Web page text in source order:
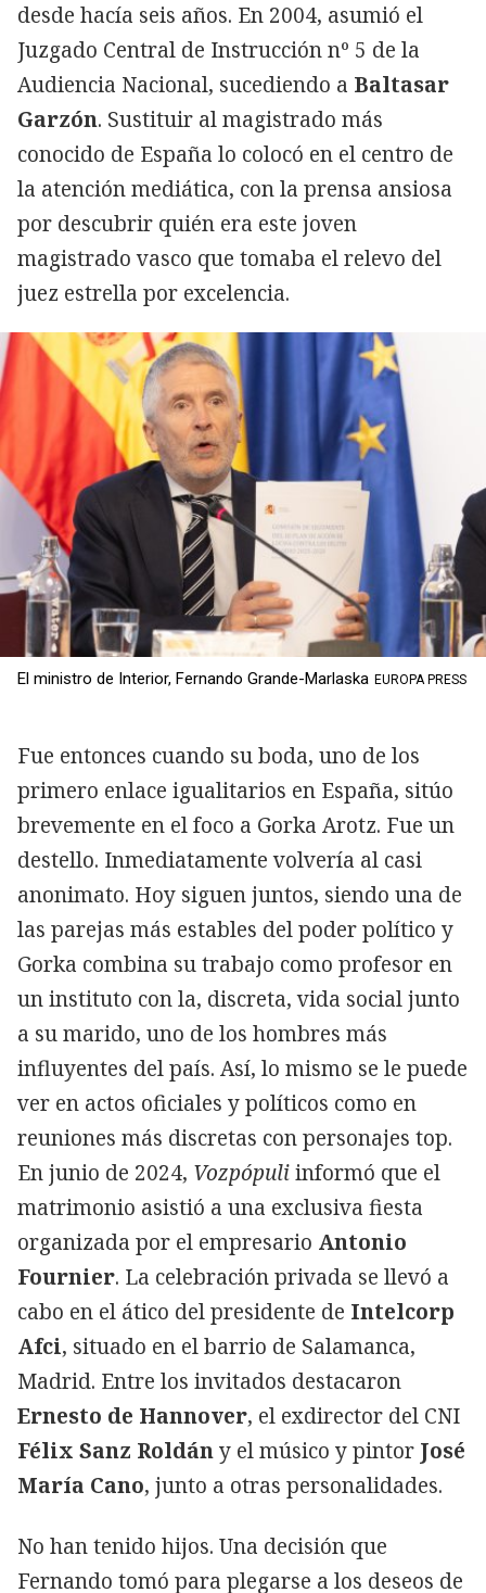
desde hacía seis años. En 2004, asumió el
Juzgado Central de Instrucción nº 5 de la
Audiencia Nacional, sucediendo a Baltasar
Garzón. Sustituir al magistrado más
conocido de España lo colocó en el centro de
la atención mediática, con la prensa ansiosa
por descubrir quién era este joven
magistrado vasco que tomaba el relevo del
juez estrella por excelencia.
El ministro de Interior, Fernando Grande-Marlaska EUROPA PRESS
Fue entonces cuando su boda, uno de los
primero enlace igualitarios en España, sitúo
brevemente en el foco a Gorka Arotz. Fue un
destello. Inmediatamente volvería al casi
anonimato. Hoy siguen juntos, siendo una de
las parejas más estables del poder político y
Gorka combina su trabajo como profesor en
un instituto con la, discreta, vida social junto
a su marido, uno de los hombres más
influyentes del país. Así, lo mismo se le puede
ver en actos oficiales y políticos como en
reuniones más discretas con personajes top.
En junio de 2024, Vozpópuliinformó que el
matrimonio asistió a una exclusiva fiesta
organizada por el empresario Antonio
Fournier. La celebración privada se llevó a
cabo en el ático del presidente de Intelcorp
Afci, situado en el barrio de Salamanca,
Madrid. Entre los invitados destacaron
Ernesto de Hannover, el exdirector del CNI
Félix Sanz Roldány el músico y pintor José
María Cano, junto a otras personalidades.
No han tenido hijos. Una decisión que
Fernando tomó para plegarse a los deseos de